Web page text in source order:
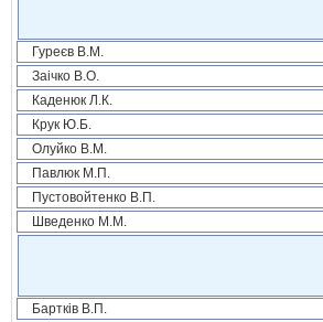
Гуреєв В.М.
Заічко В.О.
Каденюк Л.К.
Крук Ю.Б.
Олуйко В.М.
Павлюк М.П.
Пустовойтенко В.П.
Шведенко М.М.
Бартків В.П.